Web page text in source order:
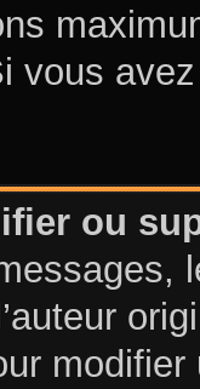
vous
ou